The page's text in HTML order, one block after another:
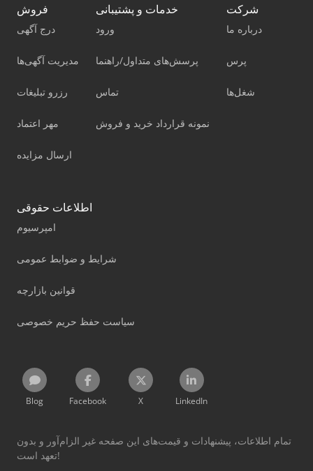
فروش
درج آگهی
مدیریت آگهی‌ها
رزرو تبلیغات
مهر اعتماد
ارسال مزایده
خدمات و پشتیبانی
ورود
پرسش‌های متداول/راهنما
تماس
نمونه قرارداد خرید و فروش
شرکت
درباره ما
پرس
شغل‌ها
اطلاعات حقوقی
امپرسیوم
شرایط و ضوابط عمومی
قوانین بازارچه
سیاست حفظ حریم خصوصی
Blog Facebook X LinkedIn
تمام اطلاعات، پیشنهادات و قیمت‌های این صفحه غیر الزام‌آور و بدون
تعهد است!